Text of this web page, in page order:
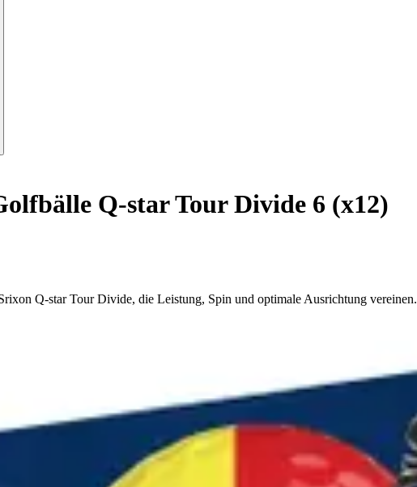
Q-star Tour Divide 6 (x12)
Q-star Tour Divide, die Leistung, Spin und optimale Ausrichtung vereinen.